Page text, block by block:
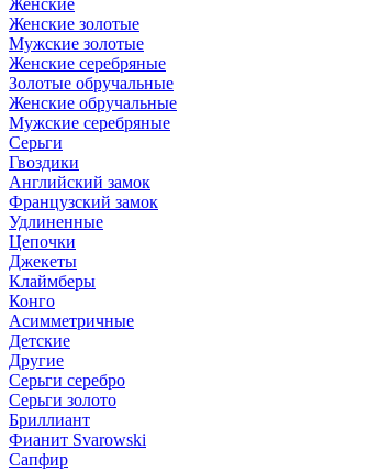
Женские
Женские золотые
Мужские золотые
Женские серебряные
Золотые обручальные
Женские обручальные
Мужские серебряные
Серьги
Гвоздики
Английский замок
Французский замок
Удлиненные
Цепочки
Джекеты
Клаймберы
Конго
Асимметричные
Детские
Другие
Серьги серебро
Серьги золото
Бриллиант
Фианит Svarowski
Сапфир